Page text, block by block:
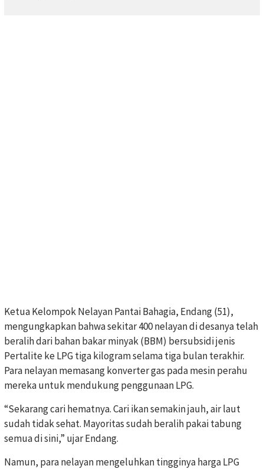
Ketua Kelompok Nelayan Pantai Bahagia, Endang (51),
mengungkapkan bahwa sekitar 400 nelayan di desanya telah
beralih dari bahan bakar minyak (BBM) bersubsidi jenis
Pertalite ke LPG tiga kilogram selama tiga bulan terakhir.
Para nelayan memasang konverter gas pada mesin perahu
mereka untuk mendukung penggunaan LPG.
“Sekarang cari hematnya. Cari ikan semakin jauh, air laut
sudah tidak sehat. Mayoritas sudah beralih pakai tabung
semua di sini,” ujar Endang.
Namun, para nelayan mengeluhkan tingginya harga LPG